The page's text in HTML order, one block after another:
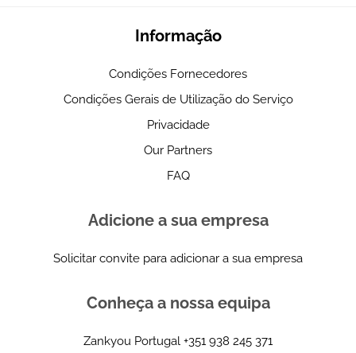
Informação
Condições Fornecedores
Condições Gerais de Utilização do Serviço
Privacidade
Our Partners
FAQ
Adicione a sua empresa
Solicitar convite para adicionar a sua empresa
Conheça a nossa equipa
Zankyou Portugal +351 938 245 371